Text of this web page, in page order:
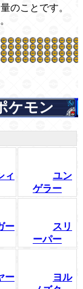
のことです。
ケモン
ィ
ユン
ゲラー
ー
スリ
ーパー
ー
ヨル